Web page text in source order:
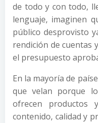
de todo y con todo,
lenguaje, imaginen
público desprovisto
rendición de cuentas
el presupuesto
En la mayoría de
que velan porque
ofrecen productos
contenido, calidad y